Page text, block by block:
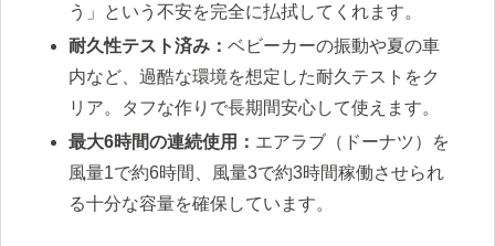
う」という不安を完全に払拭してくれます。
耐久性テスト済み：ベビーカーの振動や夏の車
内など、過酷な環境を想定した耐久テストをク
リア。タフな作りで長期間安心して使えます。
最大6時間の連続使用： エアラブ（ドーナツ）を
風量1で約6時間、風量3で約3時間稼働させられ
る十分な容量を確保しています。